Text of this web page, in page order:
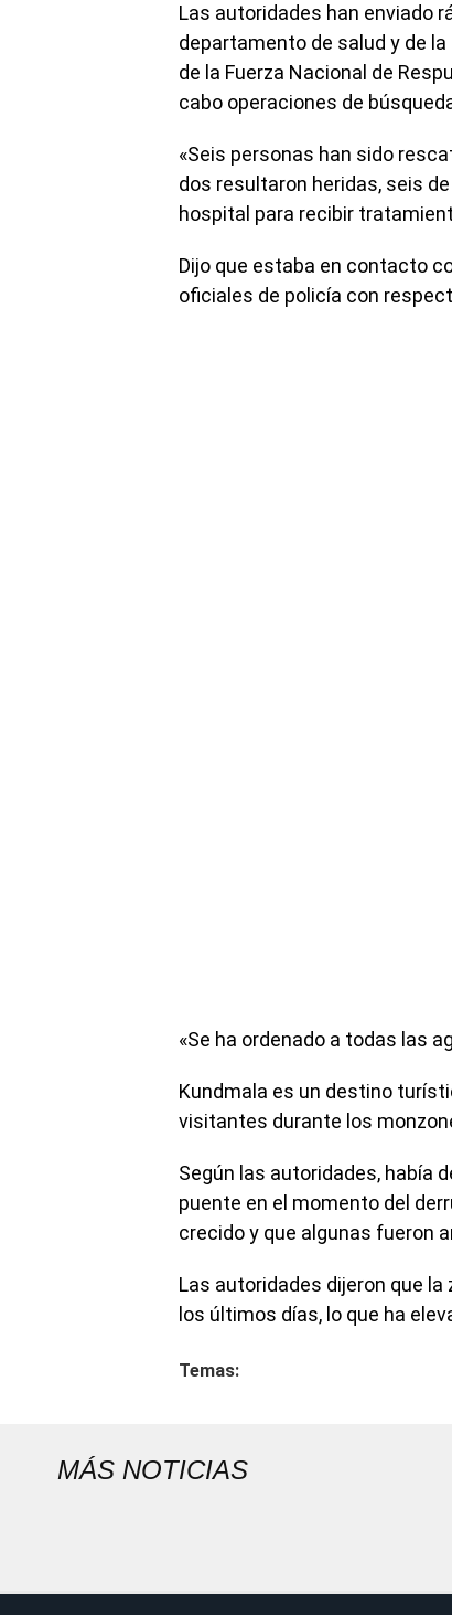
Las autoridades han enviado
departamento de salud y de
de la Fuerza Nacional de
cabo operaciones de
«Seis personas han sido
dos resultaron heridas, seis
hospital para recibir
Dijo que estaba en contacto
oficiales de policía con
«Se ha ordenado a todas las
Kundmala es un destino
visitantes durante los
Según las autoridades, había
puente en el momento del
crecido y que algunas fueron
Las autoridades dijeron que
los últimos días, lo que ha
Temas:
MÁS NOTICIAS